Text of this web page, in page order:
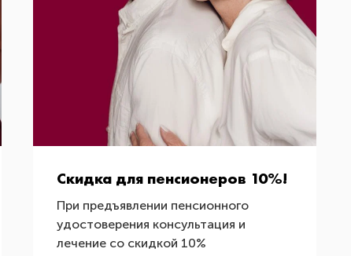
Скидка для пенсионеров 10%!
При предъявлении пенсионного
удостоверения консультация и
лечение со скидкой 10%